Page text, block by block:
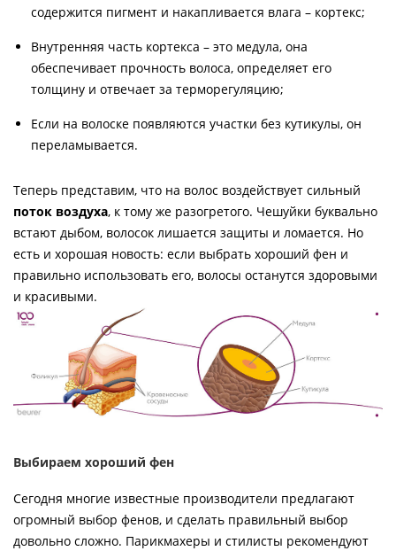
содержится пигмент и накапливается влага – кортекс;
Внутренняя часть кортекса – это медула, она
обеспечивает прочность волоса, определяет его
толщину и отвечает за терморегуляцию;
Если на волоске появляются участки без кутикулы, он
переламывается.
Теперь представим, что на волос воздействует сильный
поток воздуха, к тому же разогретого. Чешуйки буквально
встают дыбом, волосок лишается защиты и ломается. Но
есть и хорошая новость: если выбрать хороший фен и
правильно использовать его, волосы останутся здоровыми
и красивыми.
Выбираем хороший фен
Сегодня многие известные производители предлагают
огромный выбор фенов, и сделать правильный выбор
довольно сложно. Парикмахеры и стилисты рекомендуют